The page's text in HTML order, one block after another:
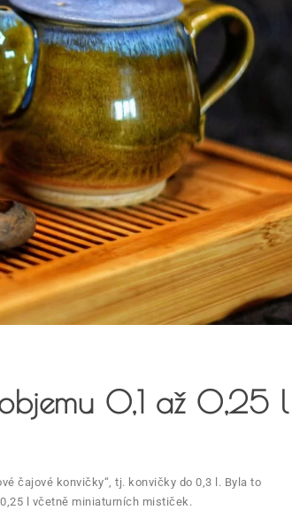
0,1 až 0,25 l
čajové konvičky“, tj. konvičky do 0,3 l. Byla to
l včetně miniaturních mističek.